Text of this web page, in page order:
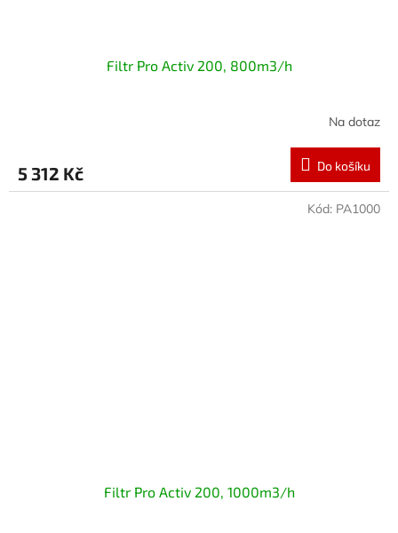
Filtr Pro Activ 200, 800m3/h
Na dotaz
5 312 Kč Do košíku
Filtr Pro Activ 200, 1000m3/h
Kód: PA1000